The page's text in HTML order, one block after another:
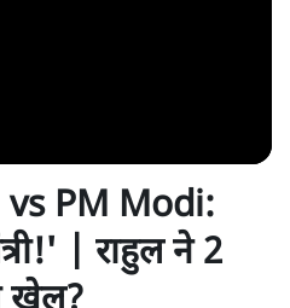
PM Modi:
| राहुल ने 2